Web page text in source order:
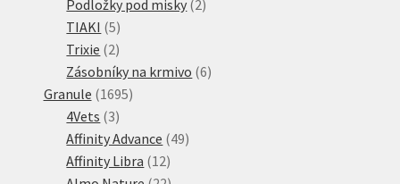
Podložky pod misky 2
TIAKI 55
produktů
Trixie 22
produkty
Zásobníky na krmivo 66
Granule 16951695
4Vets 33
produkty
Affinity Advance 4949
Affinity Libra 1212